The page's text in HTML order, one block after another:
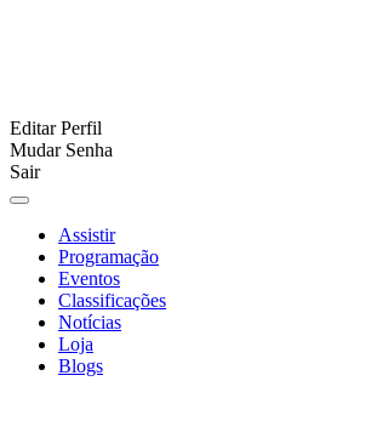
Editar Perfil
Mudar Senha
Sair
Assistir
Programação
Eventos
Classificações
Notícias
Loja
Blogs